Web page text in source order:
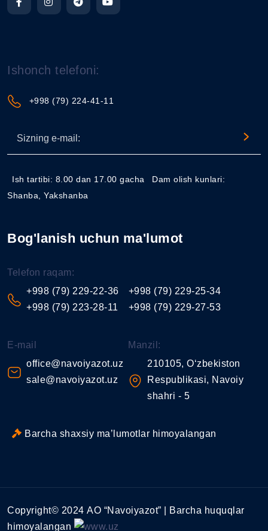
Ishonch telefoni:
+998 (79) 224-41-11
Ish tartibi: 8.00 dan 17.00 gacha
Dam olish kunlari:
Shanba, Yakshanba
Bog'lanish uchun ma'lumot
Telefon raqam:
+998 (79) 229-22-36
+998 (79) 223-28-11
+998 (79) 229-25-34
+998 (79) 229-27-53
E-mail
office@navoiyazot.uz
sale@navoiyazot.uz
Manzil:
210105, O‘zbekiston
Respublikasi, Navoiy
shahri - 5
Barcha shaxsiy ma’lumotlar himoyalangan
Copyright© 2024 АО “Navoiyazot” | Barcha huquqlar
himoyalangan